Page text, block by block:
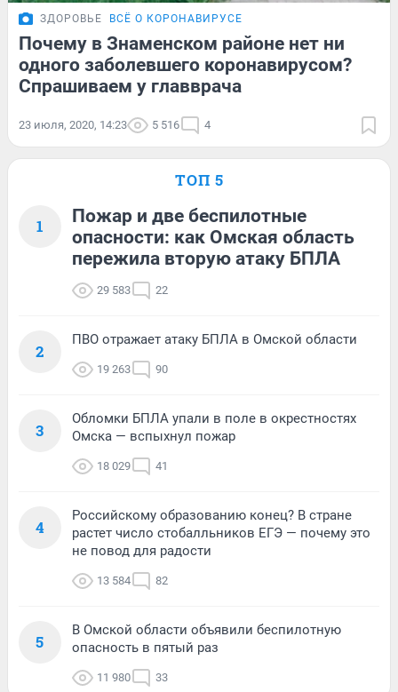
ЗДОРОВЬЕ ВСЁ О КОРОНАВИРУСЕ
Почему в Знаменском районе нет ни
одного заболевшего коронавирусом?
Спрашиваем у главврача
23 июля, 2020, 14:23 5 516 4
ТОП 5
1
Пожар и две беспилотные
опасности: как Омская область
пережила вторую атаку БПЛА
29 583 22
2
ПВО отражает атаку БПЛА в Омской области
19 263 90
3
Обломки БПЛА упали в поле в окрестностях
Омска — вспыхнул пожар
18 029 41
4
Российскому образованию конец? В стране
растет число стобалльников ЕГЭ — почему это
не повод для радости
13 584 82
5
В Омской области объявили беспилотную
опасность в пятый раз
11 980 33